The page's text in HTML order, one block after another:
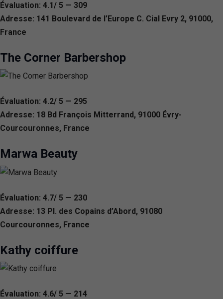
Évaluation: 4.1/ 5 — 309
Adresse: 141 Boulevard de l’Europe C. Cial Evry 2, 91000,
France
The Corner Barbershop
Évaluation: 4.2/ 5 — 295
Adresse: 18 Bd François Mitterrand, 91000 Évry-
Courcouronnes, France
Marwa Beauty
Évaluation: 4.7/ 5 — 230
Adresse: 13 Pl. des Copains d’Abord, 91080
Courcouronnes, France
Kathy coiffure
Évaluation: 4.6/ 5 — 214